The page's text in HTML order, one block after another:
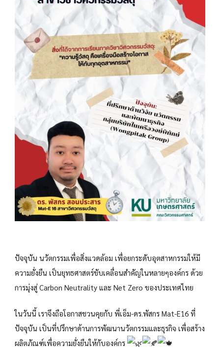
ปัจจุบัน นวัตกรรมเพื่อสิ่งแวดล้อม เพื่อยกระดับอุตสาหกรรมให้มี
ความยั่งยืน เป็นยุทธศาสตร์ขับเคลื่อนสำคัญในหลายๆองค์กร ด้วย
การมุ่งสู่ Carbon Neutrality และ Net Zero ของประเทศไทย
ในวันนี้ เราจึงถือโอกาสชวนคุยกับ พี่เอ็ม-ดร.พัสกร Mat-E16 ที่
ปัจจุบัน เป็นที่ปรึกษาด้านการพัฒนานวัตกรรมและธุรกิจ เพื่อสร้าง
ผลิตภัณฑ์เพื่อความยั่งยืนให้กับองค์กร